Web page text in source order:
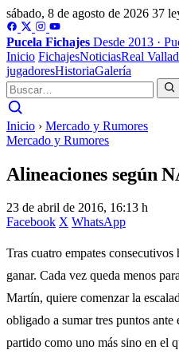
sábado, 8 de agosto de 2026 37
Pucela Fichajes Desde 2013 ·
Inicio FichajesNoticiasReal
jugadoresHistoriaGalería
Inicio › Mercado y Rumores
Mercado y Rumores
Alineaciones según
23 de abril de 2016, 16:13 h
Facebook X WhatsApp
Tras cuatro empates
ganar. Cada vez queda menos
Martín, quiere comenzar la
obligado a sumar tres puntos
partido como uno más sino en el